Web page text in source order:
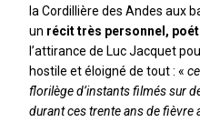
la Cordillière des Andes aux
un récit très personnel,
l’attirance de Luc Jacquet
hostile et éloigné de tout : «
florilège d’instants filmés sur
durant ces trente ans de fièvre